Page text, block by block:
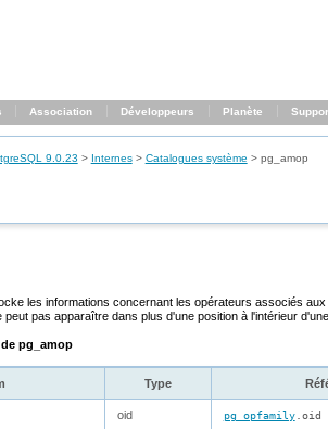
Association Développeurs Planète
9.0.23 > Internes> Catalogues système > pg_amop
les informations concernant les opérateurs associés
peut pas apparaître dans plus d'une position à l'intérieur d'une
pg_amop
Type
oid pg_opfamily.oid